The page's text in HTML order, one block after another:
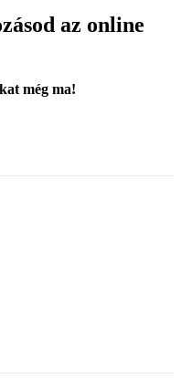
az online
még ma!